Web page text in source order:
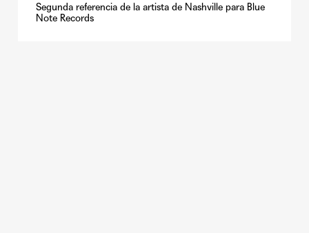
Segunda referencia de la artista de Nashville para Blue
Note Records